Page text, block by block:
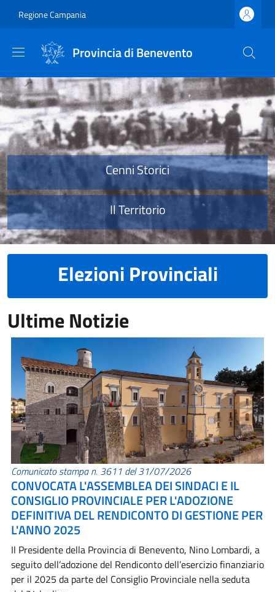
Regione Campania
Provincia di Benevento
Provincia di Benevento
Cenni Storici
Il Territorio
Elezioni Provinciali
Ultime Notizie
Comunicato stampa n. 3611 del 31/07/2026
CONVOCATA L'ASSEMBLEA DEI SINDACI E IL
CONSIGLIO PROVINCIALE PER L'ADOZIONE
DEFINITIVA DEL RENDICONTO DI GESTIONE PER
L'ANNO 2025
Il Presidente della Provincia di Benevento, Nino Lombardi, a
seguito dell’adozione del Rendiconto dell’esercizio finanziario
per il 2025 da parte del Consiglio Provinciale nella seduta